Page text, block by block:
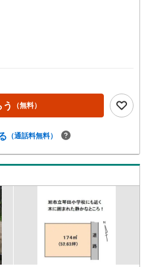
（無料）
（通話料無料）